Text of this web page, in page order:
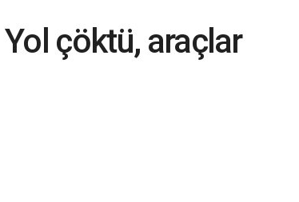
çöktü, araçlar